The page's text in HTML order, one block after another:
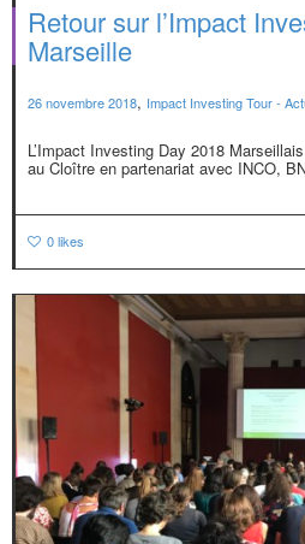
Retour sur l’Impact
Marseille
26 novembre 2018, Impact Investing Tour -
L’Impact Investing Day 2018
au Cloître en partenariat avec INCO,
0likes